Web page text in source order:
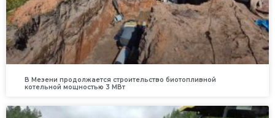
В Мезени продолжается строительство биотопливной
котельной мощностью 3 МВт